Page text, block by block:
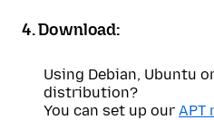
4. Download:
Using Debian, Ubuntu
distribution?
You can set up our APT